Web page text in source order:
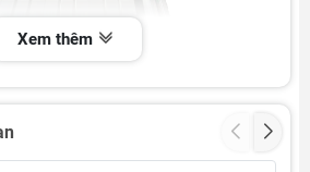
cổng trục chữ Y kép (Double-Y
bằnghợp kim nhôm 6061/6063
Xem thêm